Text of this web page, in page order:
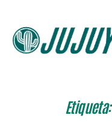
Etiqueta: